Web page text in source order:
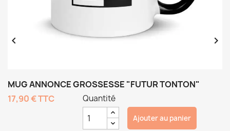
 
MUG ANNONCE GROSSESSE "FUTUR TONTON"
17,90 €TTC Quantité
Ajouter au panier